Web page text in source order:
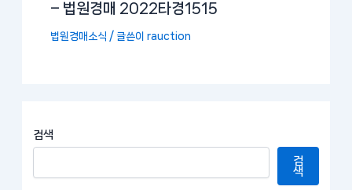
검색
검
색
– 법원경매 2022타경1515
법원경매소식 / 글쓴이rauction